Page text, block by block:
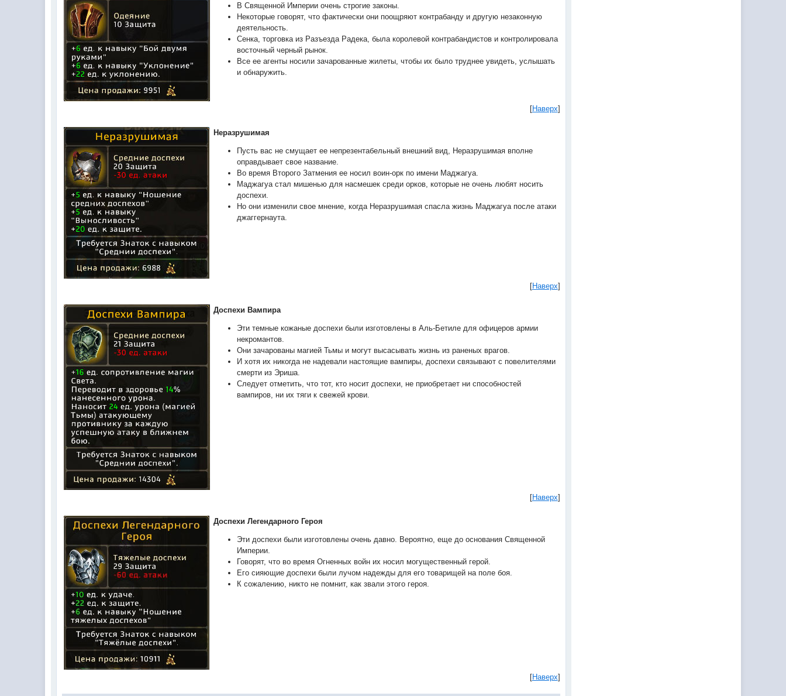
В Священной Империи очень строгие законы.
Некоторые говорят, что фактически они поощряют контрабанду и другую незаконную
деятельность.
Сенка, торговка из Разъезда Радека, была королевой контрабандистов и контролировала
восточный черный рынок.
Все ее агенты носили зачарованные жилеты, чтобы их было труднее увидеть, услышать
и обнаружить.
[Наверх]
Неразрушимая
Пусть вас не смущает ее непрезентабельный внешний вид, Неразрушимая вполне
оправдывает свое название.
Во время Второго Затмения ее носил воин-орк по имени Маджагуа.
Маджагуа стал мишенью для насмешек среди орков, которые не очень любят носить
доспехи.
Но они изменили свое мнение, когда Неразрушимая спасла жизнь Маджагуа после атаки
джаггернаута.
[Наверх]
Доспехи Вампира
Эти темные кожаные доспехи были изготовлены в Аль-Бетиле для офицеров армии
некромантов.
Они зачарованы магией Тьмы и могут высасывать жизнь из раненых врагов.
И хотя их никогда не надевали настоящие вампиры, доспехи связывают с повелителями
смерти из Эриша.
Следует отметить, что тот, кто носит доспехи, не приобретает ни способностей
вампиров, ни их тяги к свежей крови.
[Наверх]
Доспехи Легендарного Героя
Эти доспехи были изготовлены очень давно. Вероятно, еще до основания Священной
Империи.
Говорят, что во время Огненных войн их носил могущественный герой.
Его сияющие доспехи были лучом надежды для его товарищей на поле боя.
К сожалению, никто не помнит, как звали этого героя.
[Наверх]